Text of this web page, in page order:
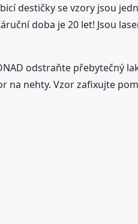
destičky se vzory jsou
doba je 20 let! Jsou
odstraňte přebytečný
na nehty. Vzor zafixujte